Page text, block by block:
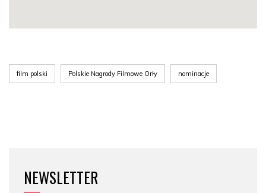
film polski Polskie Nagrody Filmowe Orły nominacje
NEWSLETTER